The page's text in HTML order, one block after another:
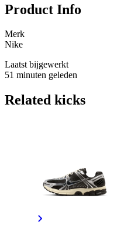
Product Info
Merk
Nike
Laatst bijgewerkt
51 minuten geleden
Related kicks